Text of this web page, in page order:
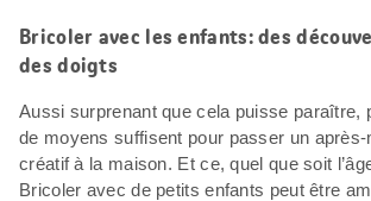
Bricoler avec les enfants: des
des doigts
Aussi surprenant que cela puisse paraître,
de moyens suffisent pour passer un
créatif à la maison. Et ce, quel que soit
Bricoler avec de petits enfants peut être